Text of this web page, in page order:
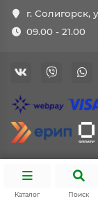
г. Солигорск,
09.00 - 21.00
Каталог Поиск